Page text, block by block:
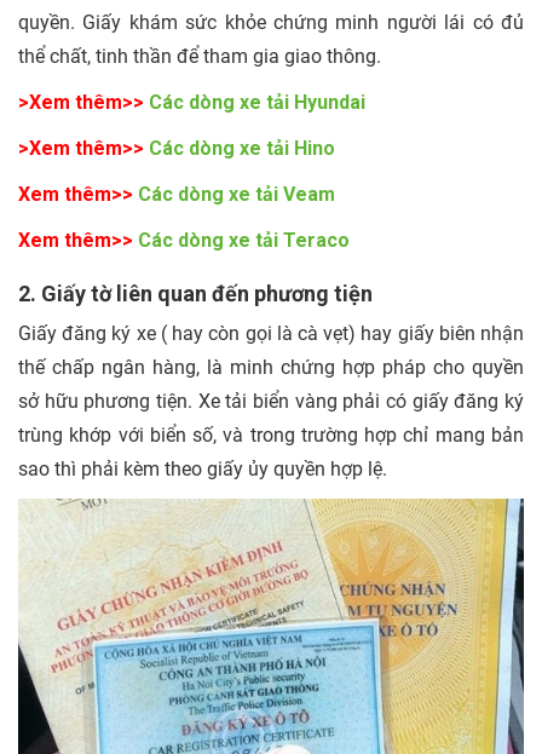
quyền. Giấy khám sức khỏe chứng minh người lái có đủ
thể chất, tinh thần để tham gia giao thông.
>Xem thêm>> Các dòng xe tải Hyundai
>Xem thêm>> Các dòng xe tải Hino
Xem thêm>> Các dòng xe tải Veam
Xem thêm>> Các dòng xe tải Teraco
2. Giấy tờ liên quan đến phương tiện
Giấy đăng ký xe ( hay còn gọi là cà vẹt) hay giấy biên nhận
thế chấp ngân hàng, là minh chứng hợp pháp cho quyền
sở hữu phương tiện. Xe tải biển vàng phải có giấy đăng ký
trùng khớp với biển số, và trong trường hợp chỉ mang bản
sao thì phải kèm theo giấy ủy quyền hợp lệ.